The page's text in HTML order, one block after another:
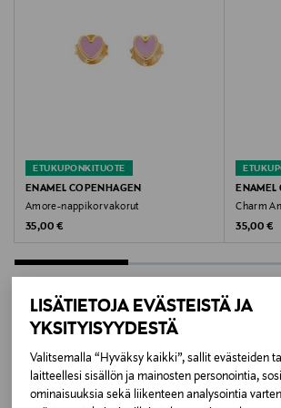
LISÄTIETOJA EVÄSTEISTÄ JA
YKSITYISYYDESTÄ
Valitsemalla “Hyväksy kaikki”, sallit evästeiden
laitteellesi sisällön ja mainosten personointia,
ominaisuuksia sekä liikenteen analysointia
18k kullattu hopea
kemikaalien kanssa.
Kokotiedot
RED
Koko
one size
ETUKUPONKITUOTE
ENAMEL COPENHAGEN
Amore-nappikorvakorut
Original Price
35,00 €
ENAMEL
Charm
Original
35,00 €
LISÄÄ
TUOTTEITA